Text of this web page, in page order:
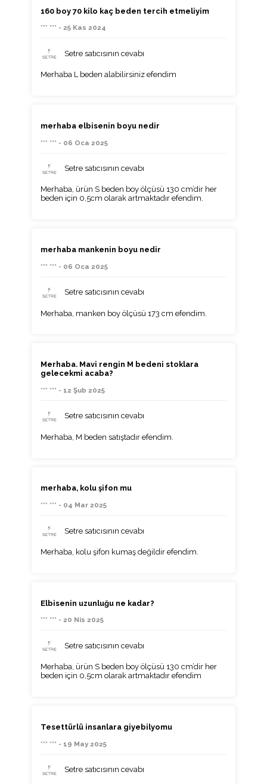
160 boy 70 kilo kaç beden tercih etmeliyim
*** *** - 25 Kas 2024
Setre satıcısının cevabı
Merhaba L beden alabilirsiniz efendim
merhaba elbisenin boyu nedir
*** *** - 06 Oca 2025
Setre satıcısının cevabı
Merhaba, ürün S beden boy ölçüsü 130 cm’dir her
beden için 0,5cm olarak artmaktadır efendim.
merhaba mankenin boyu nedir
*** *** - 06 Oca 2025
Setre satıcısının cevabı
Merhaba, manken boy ölçüsü 173 cm efendim.
Merhaba. Mavi rengin M bedeni stoklara
gelecekmi acaba?
*** *** - 12 Şub 2025
Setre satıcısının cevabı
Merhaba, M beden satıştadır efendim.
merhaba, kolu şifon mu
*** *** - 04 Mar 2025
Setre satıcısının cevabı
Merhaba, kolu şifon kumaş değildir efendim.
Elbisenin uzunluğu ne kadar?
*** *** - 20 Nis 2025
Setre satıcısının cevabı
Merhaba, ürün S beden boy ölçüsü 130 cm’dir her
beden için 0,5cm olarak artmaktadır efendim
Tesettürlü insanlara giyebilyomu
*** *** - 19 May 2025
Setre satıcısının cevabı